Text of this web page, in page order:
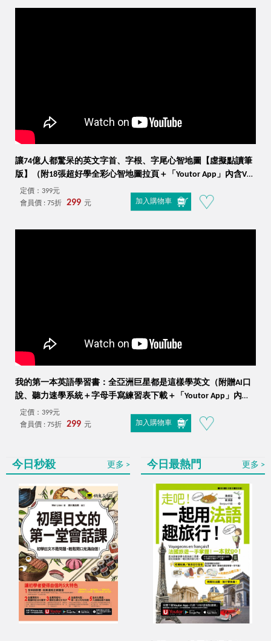
讓74億人都驚呆的英文字首、字根、字尾心智地圖【虛擬點讀筆
版】（附18張超好學全彩心智地圖拉頁＋「Youtor App」內含VRP
虛擬點讀筆）
定價：399元
會員價 : 75折
299 元 加入購物車
我的第一本英語學習書：全亞洲巨星都是這樣學英文（附贈AI口
說、聽力速學系統＋字母手寫練習表下載＋「Youtor App」內含
VRP虛擬點讀筆）
定價：399元
會員價 : 75折
299 元 加入購物車
今日秒殺 更多 今日最熱門 更多